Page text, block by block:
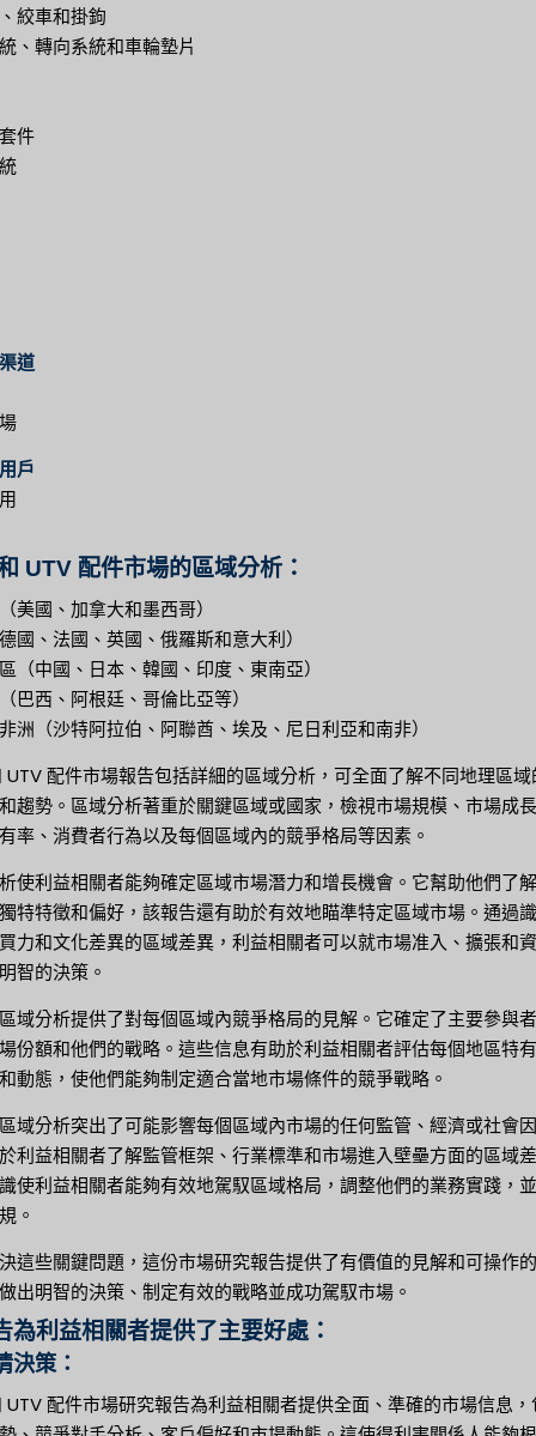
絞車和掛鉤
、轉向系統和車輪墊片
件
道
戶
UTV 配件市場的區域分析：
美國、加拿大和墨西哥）
國、法國、英國、俄羅斯和意大利）
（中國、日本、韓國、印度、東南亞）
巴西、阿根廷、哥倫比亞等）
洲（沙特阿拉伯、阿聯酋、埃及、尼日利亞和南非）
UTV 配件市場報告包括詳細的區域分析，可全面了解不同地理區
趨勢。區域分析著重於關鍵區域或國家，檢視市場規模、市場成
率、消費者行為以及每個區域內的競爭格局等因素。
使利益相關者能夠確定區域市場潛力和增長機會。它幫助他們了
特特徵和偏好，該報告還有助於有效地瞄準特定區域市場。通過
力和文化差異的區域差異，利益相關者可以就市場准入、擴張和
智的決策。
域分析提供了對每個區域內競爭格局的見解。它確定了主要參與
份額和他們的戰略。這些信息有助於利益相關者評估每個地區特
動態，使他們能夠制定適合當地市場條件的競爭戰略。
域分析突出了可能影響每個區域內市場的任何監管、經濟或社會
利益相關者了解監管框架、行業標準和市場進入壁壘方面的區域
使利益相關者能夠有效地駕馭區域格局，調整他們的業務實踐，
。
這些關鍵問題，這份市場研究報告提供了有價值的見解和可操作
出明智的決策、制定有效的戰略並成功駕馭市場。
為利益相關者提供了主要好處：
決策：
UTV 配件市場研究報告為利益相關者提供全面、準確的市場信息